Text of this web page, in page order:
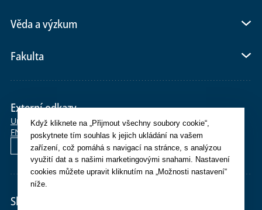
Věda a výzkum
Fakulta
Externí odkazy
Univerzita KarlovaE-shopPo>StudiumSiSMoodleOBD
FN PlzeňWhois WebmailHelpdesk
English
Sledujte nás
Když kliknete na „Přijmout všechny soubory cookie“,
poskytnete tím souhlas k jejich ukládání na vašem
zařízení, což pomáhá s navigací na stránce, s analýzou
využití dat a s našimi marketingovými snahami. Nastavení
cookies můžete upravit kliknutím na „Možnosti nastavení“
níže.